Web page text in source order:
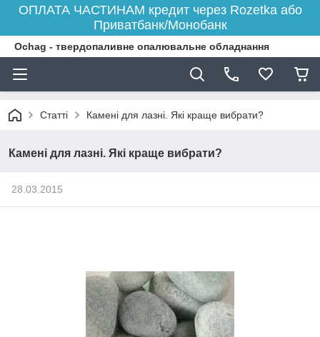
ОПЛАТА ЧАСТИНАМ кредит через Rozetka або
Приватбанк/Монобанк
Ochag - твердопаливне опалювальне обладнання
Статті Камені для лазні. Які краще вибрати?
Камені для лазні. Які краще вибрати?
28.03.2015